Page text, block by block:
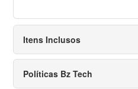
Itens Inclusos
Políticas Bz Tech